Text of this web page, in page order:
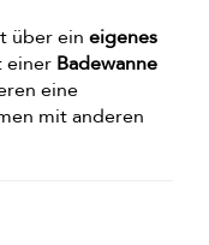
über ein eigenes
einer Badewanne
eine
mit anderen